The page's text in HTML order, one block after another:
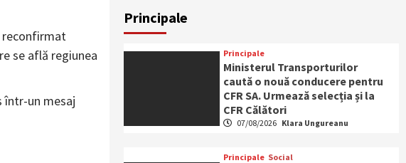
reconfirmat
se află regiunea
într-un mesaj
Principale
Principale
Ministerul Transporturilor
caută o nouă conducere pentru
CFR SA. Urmează selecția și la
CFR Călători
07/08/2026 Klara Ungureanu
Principale Social